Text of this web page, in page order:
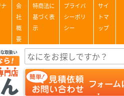
会
社
概
要
特商法に
基づく表
示
プライバ
シーポリ
シー
サイ
トマ
ップ